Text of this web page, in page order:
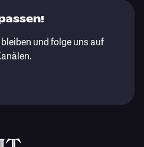
und folge uns auf